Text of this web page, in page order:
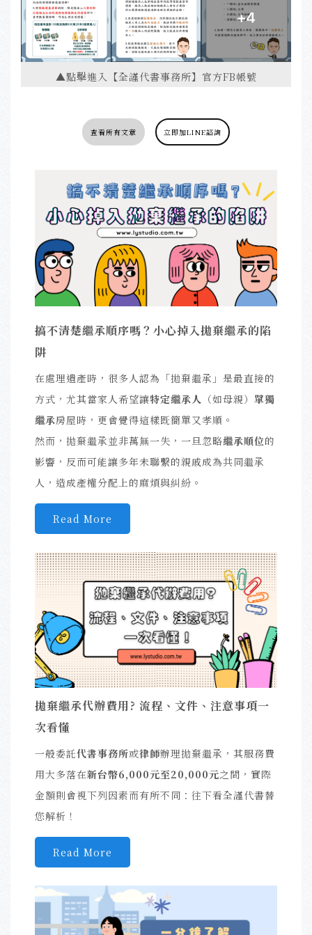
▲點擊進入【全謹代書事務所】官方FB帳號
查看所有文章 立即加LINE諮詢
搞不清楚繼承順序嗎？小心掉入拋棄繼承的陷
阱
在處理遺產時，很多人認為「拋棄繼承」是最直接的
方式，尤其當家人希望讓特定繼承人 （如母親） 單獨
繼承房屋時，更會覺得這樣既簡單又孝順。
然而，拋棄繼承並非萬無一失，一旦忽略繼承順位的
影響，反而可能讓多年未聯繫的親戚成為共同繼承
人，造成產權分配上的麻煩與糾紛。
Read More
拋棄繼承代辦費用? 流程、文件、注意事項一
次看懂
一般委託代書事務所或律師辦理拋棄繼承，其服務費
用大多落在新台幣6,000元至20,000元之間，實際
金額則會視下列因素而有所不同：往下看全謹代書替
您解析！
Read More